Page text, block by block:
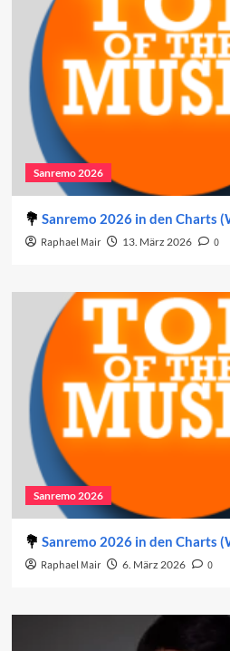
Sanremo 2026
Sanremo 2026 in den Charts
Raphael Mair 13. März 2026 0
Sanremo 2026
Sanremo 2026 in den Charts
Raphael Mair 6. März 2026 0